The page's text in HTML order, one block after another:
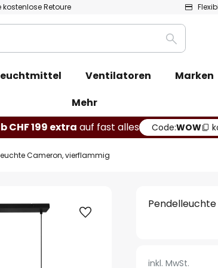
kostenlose Retoure
Suche
Ventilatoren
Marken
Mehr
CHF 199 extra auf fast alles Code:WOW
Cameron, vierflammig
inkl. MwSt.